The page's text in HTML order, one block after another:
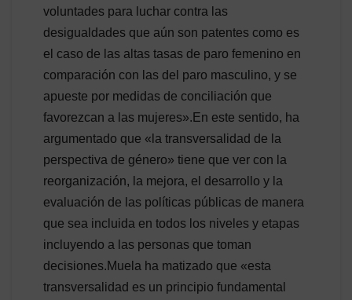
voluntades para luchar contra las
desigualdades que aún son patentes como es
el caso de las altas tasas de paro femenino en
comparación con las del paro masculino, y se
apueste por medidas de conciliación que
favorezcan a las mujeres».En este sentido, ha
argumentado que «la transversalidad de la
perspectiva de género» tiene que ver con la
reorganización, la mejora, el desarrollo y la
evaluación de las políticas públicas de manera
que sea incluida en todos los niveles y etapas
incluyendo a las personas que toman
decisiones.Muela ha matizado que «esta
transversalidad es un principio fundamental